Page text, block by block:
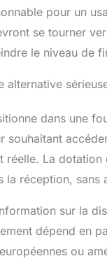
pour un
se tourner
le niveau de
dans une
réelle. La
la réception, sans
sur la
dépend en
ou